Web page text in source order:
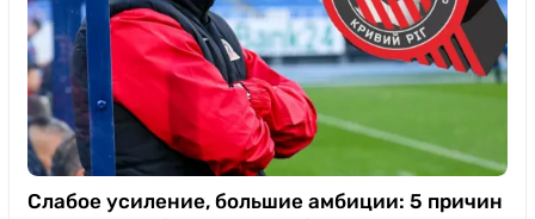
Слабое усиление, большие амбиции: 5 причин